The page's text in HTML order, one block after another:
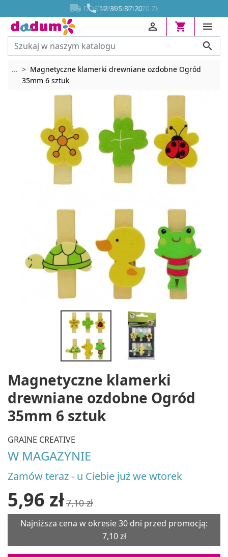
 12 395 37 20
 DOSTAWA OD 13,70 ZŁ






... Rozwiń breadcrumbs
Magnetyczne klamerki drewniane ozdobne Ogród
35mm 6 sztuk
Magnetyczne klamerki
drewniane ozdobne Ogród
35mm 6 sztuk
GRAINE CREATIVE
W MAGAZYNIE
Zamów teraz - u Ciebie już we wtorek
5,96 zł7,10 zł
Najniższa cena w okresie 30 dni przed promocją:
7,10 zł